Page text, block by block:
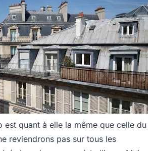
est quant à elle la même que celle du
reviendrons pas sur tous les